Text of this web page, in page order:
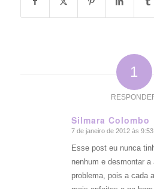
1
Silmara Colombo
diz:
7 de janeiro de 2012 às 9:53
Esse post eu nunca
nenhum e desmontar a
problema, pois a cada